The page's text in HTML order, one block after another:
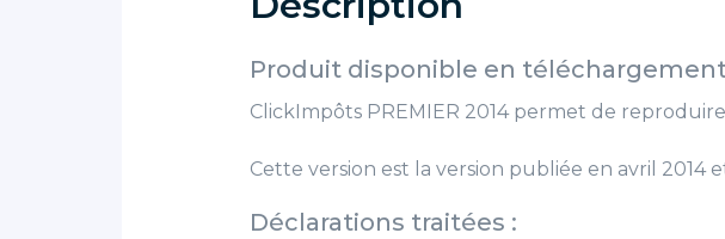
Produit disponible en
ClickImpôts PREMIER 2014 permet de
Cette version est la version publiée en avril 2014
Déclarations traitées :